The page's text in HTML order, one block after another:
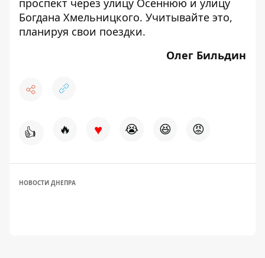
проспект через улицу Осеннюю и улицу
Богдана Хмельницкого. Учитывайте это,
планируя свои поездки.
Олег Бильдин
👍 🔥 ♥ 😭 😆 😡
НОВОСТИ ДНЕПРА